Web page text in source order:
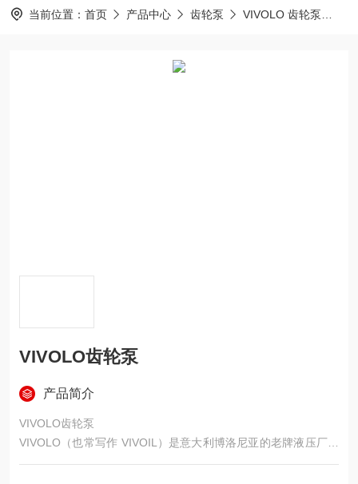
当前位置： 首页 产品中心 齿轮泵 VIVOLO 齿轮泵
VIVOLO齿轮泵
产品简介
VIVOLO齿轮泵
VIVOLO（也常写作 VIVOIL）是意大利博洛尼亚的老牌液压厂，
1985 年成立，主打铝合金壳体、小排量、高压、低噪、模块化外